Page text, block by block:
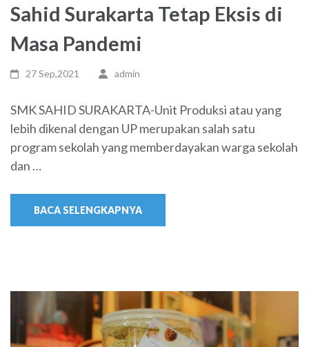
Sahid Surakarta Tetap Eksis di
Masa Pandemi
27 Sep,2021 admin
SMK SAHID SURAKARTA-Unit Produksi atau yang
lebih dikenal dengan UP merupakan salah satu
program sekolah yang memberdayakan warga sekolah
dan …
BACA SELENGKAPNYA